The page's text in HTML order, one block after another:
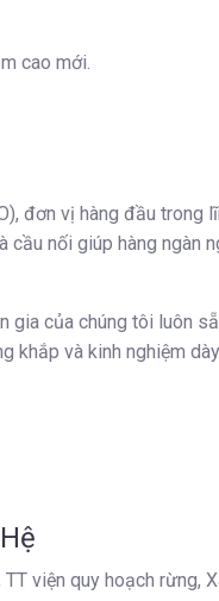
cao mới.
đơn vị hàng đầu trong
nối giúp hàng ngàn
gia của chúng tôi luôn
khắp và kinh nghiệm
TT viện quy hoạch rừng,